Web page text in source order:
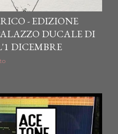
- EDIZIONE
DUCALE DI
DICEMBRE